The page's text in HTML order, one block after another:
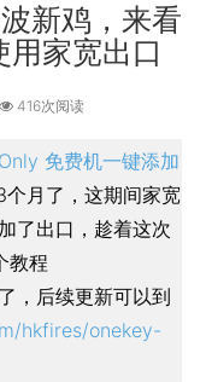
新鸡，来看
家宽出口
416次阅读
免费机一键添加
个月了，这期间家宽
了出口，趁着这次
教程
，后续更新可以到
hkfires/onekey-